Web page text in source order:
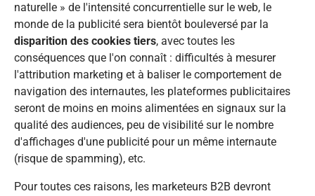
naturelle » de l'intensité concurrentielle sur le web, le
monde de la publicité sera bientôt bouleversé par la
disparition des cookies tiers, avec toutes les
conséquences que l'on connaît : difficultés à mesurer
l'attribution marketing et à baliser le comportement de
navigation des internautes, les plateformes publicitaires
seront de moins en moins alimentées en signaux sur la
qualité des audiences, peu de visibilité sur le nombre
d'affichages d'une publicité pour un même internaute
(risque de spamming), etc.
Pour toutes ces raisons, les marketeurs B2B devront